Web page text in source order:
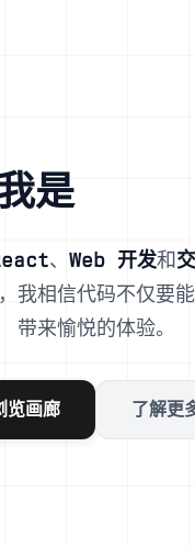
是
、 Web 开发和
我相信代码不仅要
带来愉悦的体验。
览画廊 了解更